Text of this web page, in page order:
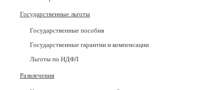
Государственные льготы
Государственные пособия
Государственные гарантии и компенсации
Льготы по НДФЛ
Развлечения